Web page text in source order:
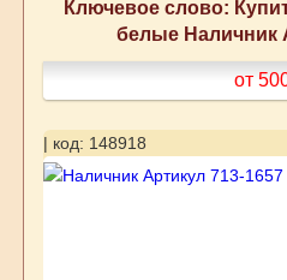
Ключевое слово:
белые Наличник
от
| код: 148918